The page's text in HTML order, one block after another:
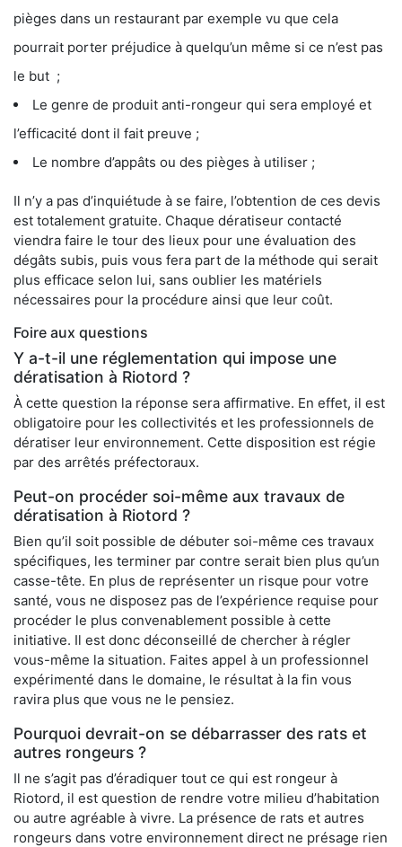
pièges dans un restaurant par exemple vu que cela
pourrait porter préjudice à quelqu’un même si ce n’est pas
le but ;
Le genre de produit anti-rongeur qui sera employé et
l’efficacité dont il fait preuve ;
Le nombre d’appâts ou des pièges à utiliser ;
Il n’y a pas d’inquiétude à se faire, l’obtention de ces devis
est totalement gratuite. Chaque dératiseur contacté
viendra faire le tour des lieux pour une évaluation des
dégâts subis, puis vous fera part de la méthode qui serait
plus efficace selon lui, sans oublier les matériels
nécessaires pour la procédure ainsi que leur coût.
Foire aux questions
Y a-t-il une réglementation qui impose une
dératisation à Riotord ?
À cette question la réponse sera affirmative. En effet, il est
obligatoire pour les collectivités et les professionnels de
dératiser leur environnement. Cette disposition est régie
par des arrêtés préfectoraux.
Peut-on procéder soi-même aux travaux de
dératisation à Riotord ?
Bien qu’il soit possible de débuter soi-même ces travaux
spécifiques, les terminer par contre serait bien plus qu’un
casse-tête. En plus de représenter un risque pour votre
santé, vous ne disposez pas de l’expérience requise pour
procéder le plus convenablement possible à cette
initiative. Il est donc déconseillé de chercher à régler
vous-même la situation. Faites appel à un professionnel
expérimenté dans le domaine, le résultat à la fin vous
ravira plus que vous ne le pensiez.
Pourquoi devrait-on se débarrasser des rats et
autres rongeurs ?
Il ne s’agit pas d’éradiquer tout ce qui est rongeur à
Riotord, il est question de rendre votre milieu d’habitation
ou autre agréable à vivre. La présence de rats et autres
rongeurs dans votre environnement direct ne présage rien